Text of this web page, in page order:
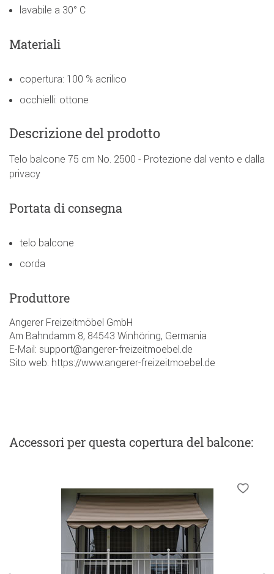
lavabile a 30° C
Materiali
copertura: 100 % acrilico
occhielli: ottone
Descrizione del prodotto
Telo balcone 75 cm No. 2500 - Protezione dal vento e dalla
privacy
Portata di consegna
telo balcone
corda
Produttore
Angerer Freizeitmöbel GmbH
Am Bahndamm 8, 84543 Winhöring, Germania
E-Mail: support@angerer-freizeitmoebel.de
Sito web: https://www.angerer-freizeitmoebel.de
Accessoriper questa copertura del balcone: